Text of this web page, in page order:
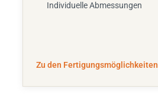
Individuelle Abmessungen
Zu den Fertigungsmöglichkeiten